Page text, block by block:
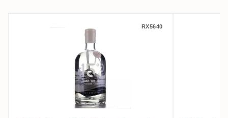
Old Brothers 45.9 - Maison Ferroni -
RX5640